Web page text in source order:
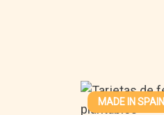
MADE IN SPAIN